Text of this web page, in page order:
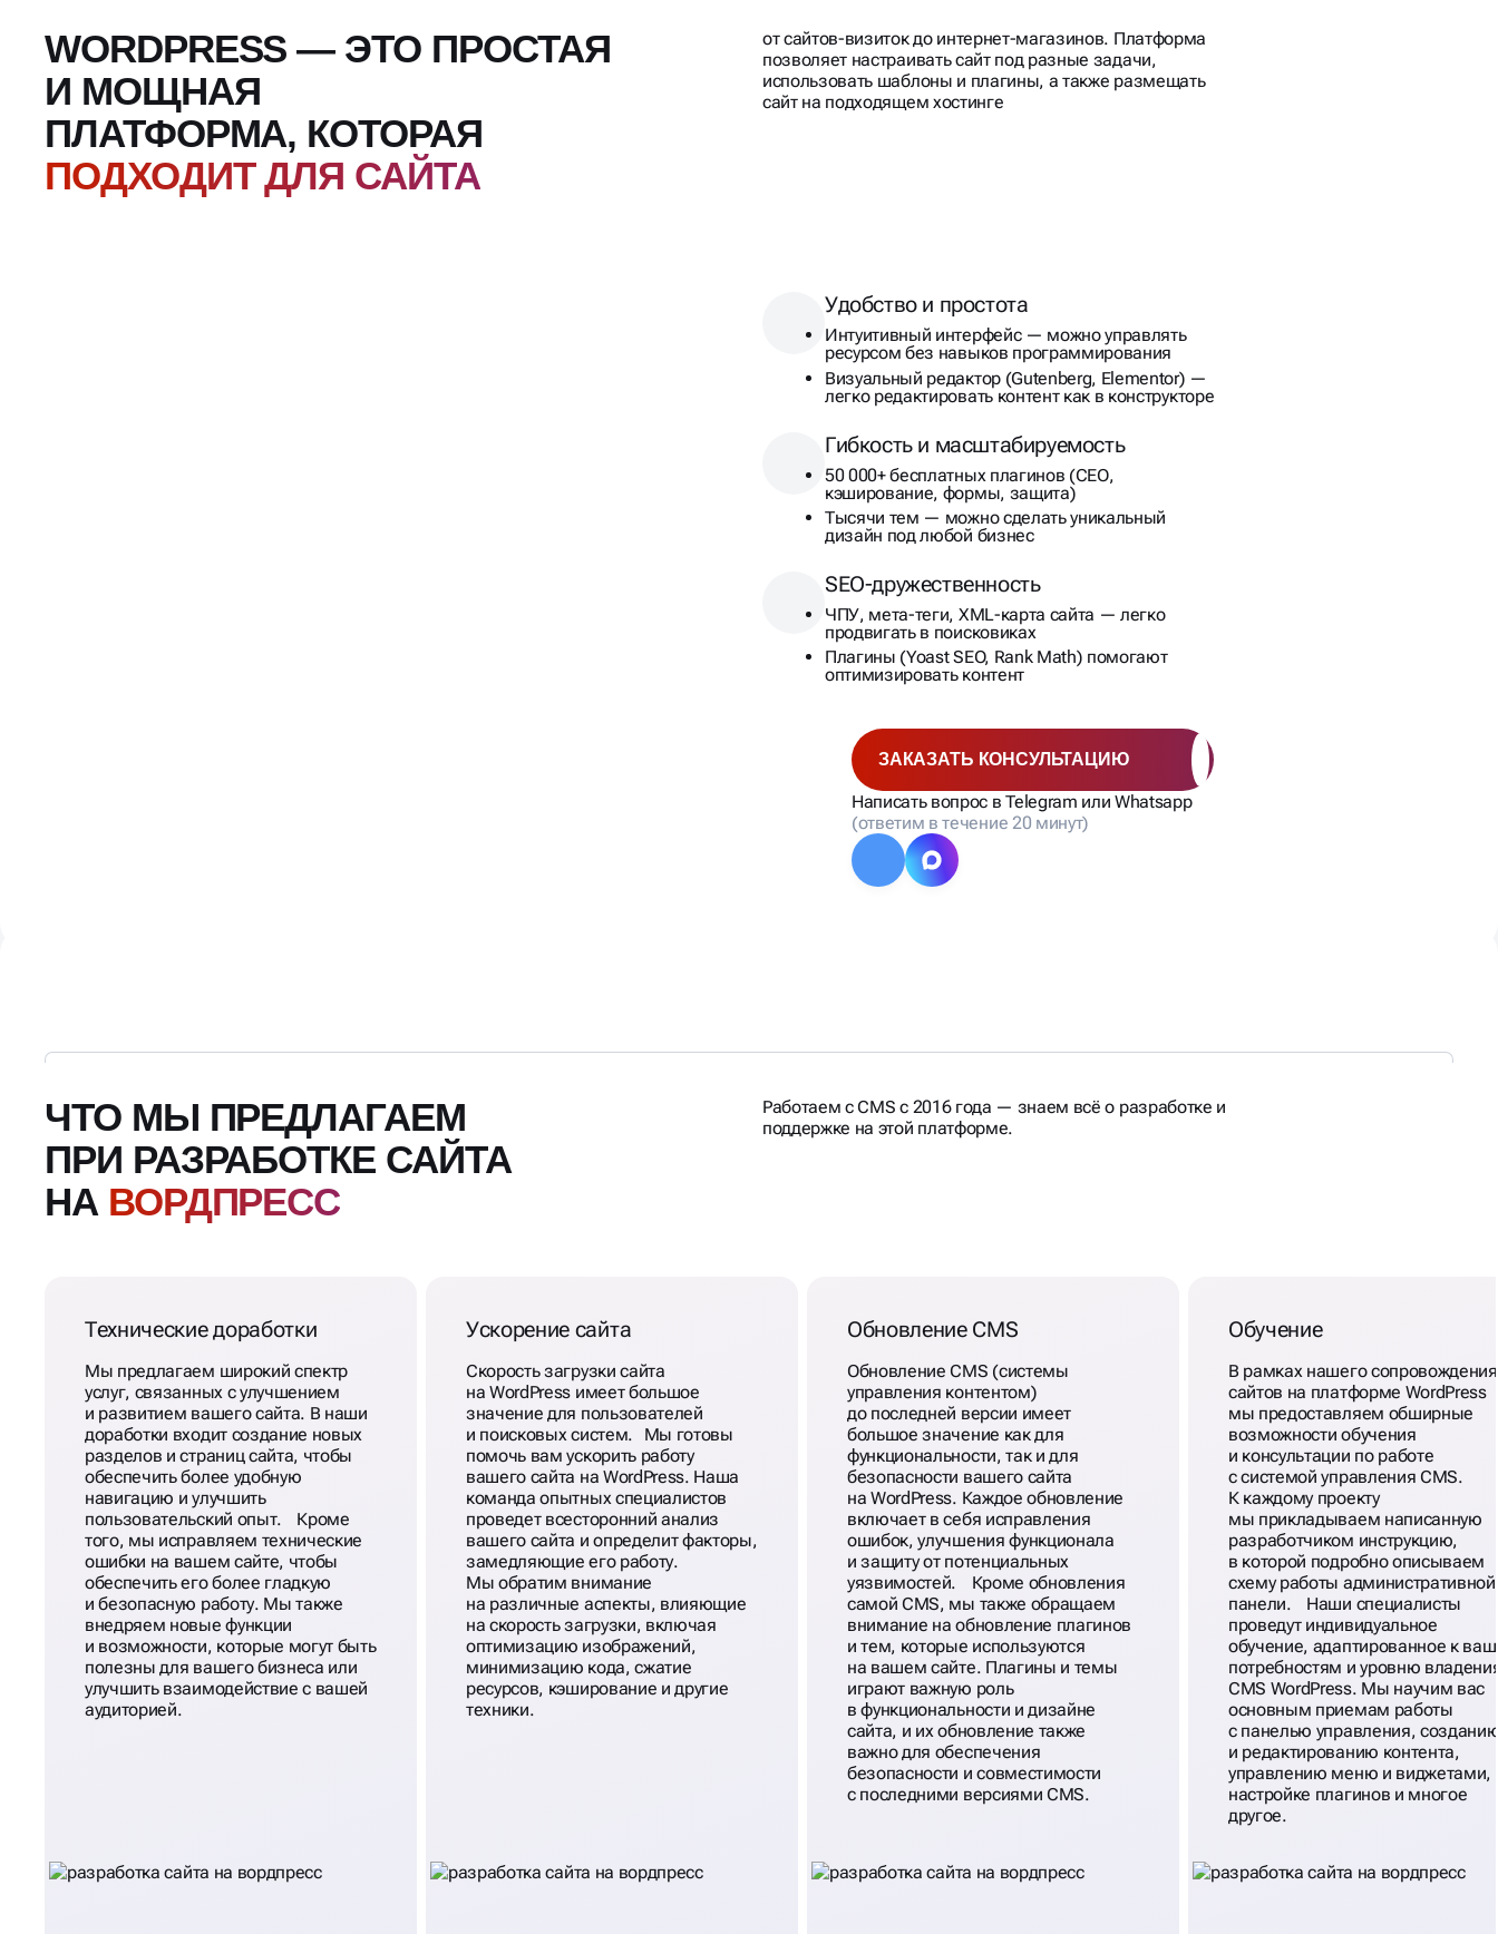
WORDPRESS — ЭТО ПРОСТАЯ
И МОЩНАЯ
ПЛАТФОРМА, КОТОРАЯ
ПОДХОДИТ ДЛЯ САЙТА
от сайтов-визиток до интернет-магазинов. Платформа
позволяет настраивать сайт под разные задачи,
использовать шаблоны и плагины, а также размещать
сайт на подходящем хостинге
Удобство и простота
Интуитивный интерфейс — можно управлять
ресурсом без навыков программирования
Визуальный редактор (Gutenberg, Elementor) —
легко редактировать контент как в конструкторе
Гибкость и масштабируемость
50 000+ бесплатных плагинов (СЕО,
кэширование, формы, защита)
Тысячи тем — можно сделать уникальный
дизайн под любой бизнес
SEO-дружественность
ЧПУ, мета-теги, XML-карта сайта — легко
продвигать в поисковиках
Плагины (Yoast SEO, Rank Math) помогают
оптимизировать контент
ЗАКАЗАТЬ КОНСУЛЬТАЦИЮ
Написать вопрос в Telegram или Whatsapp
(ответим в течение 20 минут)
ЧТО МЫ ПРЕДЛАГАЕМ
ПРИ РАЗРАБОТКЕ САЙТА
НА ВОРДПРЕСС
Работаем с CMS с 2016 года — знаем всё о разработке и
поддержке на этой платформе.
Технические доработки
Мы предлагаем широкий спектр
услуг, связанных с улучшением
и развитием вашего сайта. В наши
доработки входит создание новых
разделов и страниц сайта, чтобы
обеспечить более удобную
навигацию и улучшить
пользовательский опыт. Кроме
того, мы исправляем технические
ошибки на вашем сайте, чтобы
обеспечить его более гладкую
и безопасную работу. Мы также
внедряем новые функции
и возможности, которые могут быть
полезны для вашего бизнеса или
улучшить взаимодействие с вашей
аудиторией.
Ускорение сайта
Скорость загрузки сайта
на WordPress имеет большое
значение для пользователей
и поисковых систем. Мы готовы
помочь вам ускорить работу
вашего сайта на WordPress. Наша
команда опытных специалистов
проведет всесторонний анализ
вашего сайта и определит факторы,
замедляющие его работу.
Мы обратим внимание
на различные аспекты, влияющие
на скорость загрузки, включая
оптимизацию изображений,
минимизацию кода, сжатие
ресурсов, кэширование и другие
техники.
Обновление CMS
Обновление CMS (системы
управления контентом)
до последней версии имеет
большое значение как для
функциональности, так и для
безопасности вашего сайта
на WordPress. Каждое обновление
включает в себя исправления
ошибок, улучшения функционала
и защиту от потенциальных
уязвимостей. Кроме обновления
самой CMS, мы также обращаем
внимание на обновление плагинов
и тем, которые используются
на вашем сайте. Плагины и темы
играют важную роль
в функциональности и дизайне
сайта, и их обновление также
важно для обеспечения
безопасности и совместимости
с последними версиями CMS.
Обучение
В рамках нашего сопровождения
сайтов на платформе WordPress
мы предоставляем обширные
возможности обучения
и консультации по работе
с системой управления CMS.
К каждому проекту
мы прикладываем написанную
разработчиком инструкцию,
в которой подробно описываем
схему работы административной
панели. Наши специалисты
проведут индивидуальное
обучение, адаптированное к
потребностям и уровню
CMS WordPress. Мы научим вас
основным приемам работы
с панелью управления,
и редактированию контента,
управлению меню и виджетами,
настройке плагинов и многое
другое.